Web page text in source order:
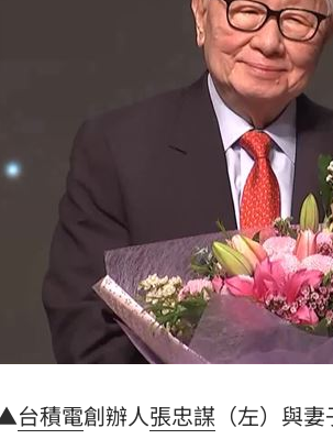
18:15
台積電創辦人張忠謀 （左）與